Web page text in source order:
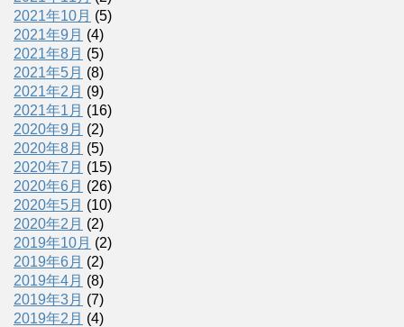
2021年10月 (5)
2021年9月 (4)
2021年8月 (5)
2021年5月 (8)
2021年2月 (9)
2021年1月 (16)
2020年9月 (2)
2020年8月 (5)
2020年7月 (15)
2020年6月 (26)
2020年5月 (10)
2020年2月 (2)
2019年10月 (2)
2019年6月 (2)
2019年4月 (8)
2019年3月 (7)
2019年2月 (4)